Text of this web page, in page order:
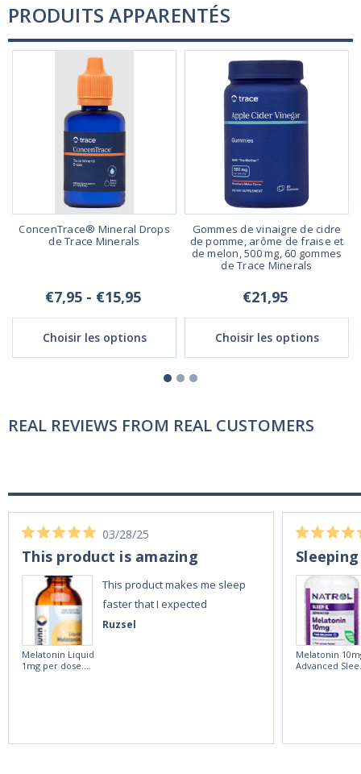
PRODUITS APPARENTÉS
ConcenTrace® Mineral Drops
de Trace Minerals
€7,95 - €15,95
Choisir les options
Gommes de vinaigre de cidre
de pomme, arôme de fraise et
de melon, 500 mg, 60 gommes
de Trace Minerals
€21,95
Choisir les options
REAL REVIEWS FROM REAL CUSTOMERS
Ruzsel
03/28/25
This product is amazing
This product makes me sleep
faster that I expected
Melatonin Liquid
1mg per dose.
Melatonin
Advanced